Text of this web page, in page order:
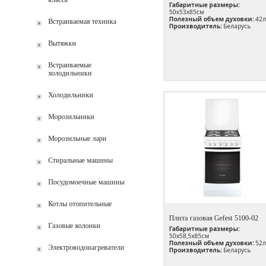
Габаритные размеры:
50х53х85см
Полезный объем духовки:42л
Производитель: Беларусь
Плита газовая Gefest 5100-02
Габаритные размеры:
50х58,5х85см
Полезный объем духовки:52л
Производитель: Беларусь
Встраиваемая техника
Вытяжки
Встраиваемые
холодильники
Холодильники
Морозильники
Морозильные лари
Стиральные машины
Посудомоечные машины
Котлы отопительные
Газовые колонки
Электроводонагреватели